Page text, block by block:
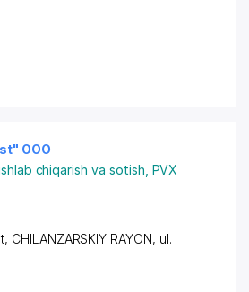
ООО
chiqarish va sotish PVX
, CHILANZARSKIY RAYON, ul.